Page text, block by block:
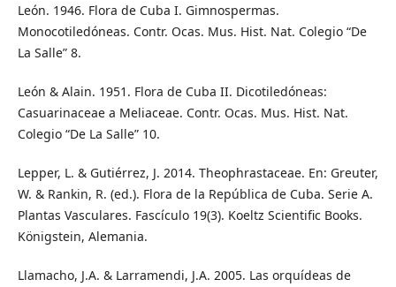
León. 1946. Flora de Cuba I. Gimnospermas.
Monocotiledóneas. Contr. Ocas. Mus. Hist. Nat. Colegio “De
La Salle” 8.
León & Alain. 1951. Flora de Cuba II. Dicotiledóneas:
Casuarinaceae a Meliaceae. Contr. Ocas. Mus. Hist. Nat.
Colegio “De La Salle” 10.
Lepper, L. & Gutiérrez, J. 2014. Theophrastaceae. En: Greuter,
W. & Rankin, R. (ed.). Flora de la República de Cuba. Serie A.
Plantas Vasculares. Fascículo 19(3). Koeltz Scientific Books.
Königstein, Alemania.
Llamacho, J.A. & Larramendi, J.A. 2005. Las orquídeas de